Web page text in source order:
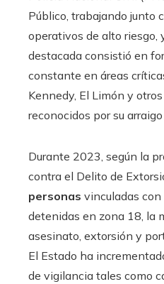
Público, trabajando junto
operativos de alto riesgo,
destacada consistió en
constante en áreas
Kennedy, El Limón y
reconocidos por su
Durante 2023, según la
contra el Delito de
personas vinculadas
detenidas en zona 18, la
asesinato, extorsión y
El Estado ha
de vigilancia tales como